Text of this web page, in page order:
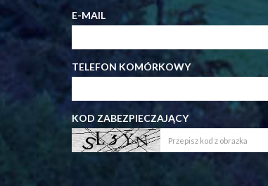
E-MAIL
TELEFON KOMÓRKOWY
KOD ZABEZPIECZAJĄCY